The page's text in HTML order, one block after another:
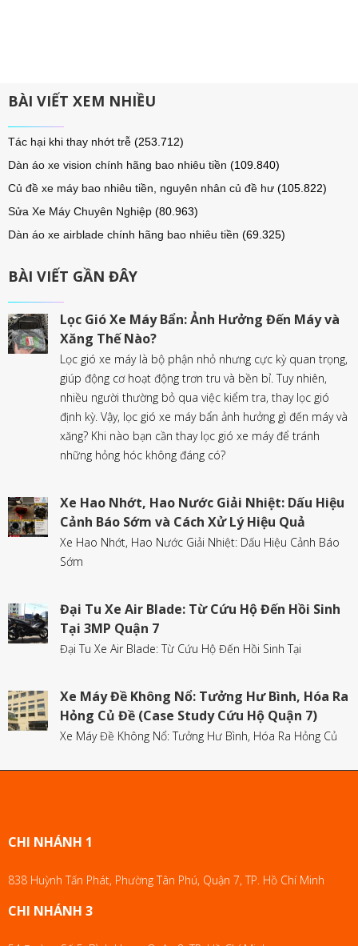
BÀI VIẾT XEM NHIỀU
Tác hại khi thay nhớt trễ (253.712)
Dàn áo xe vision chính hãng bao nhiêu tiền (109.840)
Củ đề xe máy bao nhiêu tiền, nguyên nhân củ đề hư (105.822)
Sửa Xe Máy Chuyên Nghiệp (80.963)
Dàn áo xe airblade chính hãng bao nhiêu tiền (69.325)
BÀI VIẾT GẦN ĐÂY
Lọc Gió Xe Máy Bẩn: Ảnh Hưởng Đến Máy và
Xăng Thế Nào?
Lọc gió xe máy là bộ phận nhỏ nhưng cực kỳ quan trọng,
giúp động cơ hoạt động trơn tru và bền bỉ. Tuy nhiên,
nhiều người thường bỏ qua việc kiểm tra, thay lọc gió
định kỳ. Vậy, lọc gió xe máy bẩn ảnh hưởng gì đến máy và
xăng? Khi nào bạn cần thay lọc gió xe máy để tránh
những hỏng hóc không đáng có?
Xe Hao Nhớt, Hao Nước Giải Nhiệt: Dấu Hiệu
Cảnh Báo Sớm và Cách Xử Lý Hiệu Quả
Xe Hao Nhớt, Hao Nước Giải Nhiệt: Dấu Hiệu Cảnh Báo
Sớm
Đại Tu Xe Air Blade: Từ Cứu Hộ Đến Hồi Sinh
Tại 3MP Quận 7
Đại Tu Xe Air Blade: Từ Cứu Hộ Đến Hồi Sinh Tại
Xe Máy Đề Không Nổ: Tưởng Hư Bình, Hóa Ra
Hỏng Củ Đề (Case Study Cứu Hộ Quận 7)
Xe Máy Đề Không Nổ: Tưởng Hư Bình, Hóa Ra Hỏng Củ
CHI NHÁNH 1
838 Huỳnh Tấn Phát, Phường Tân Phú, Quận 7, TP. Hồ Chí Minh
CHI NHÁNH 3